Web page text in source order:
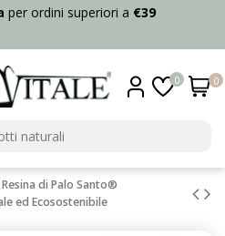
per ordini superiori a €39
0 0
Resina di Palo Santo®
ed Ecosostenibile